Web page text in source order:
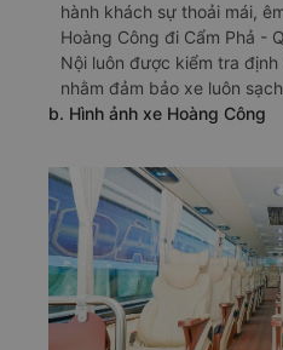
hành khách sự thoải mái,
Hoàng Công đi Cẩm Phả -
Nội luôn được kiểm tra
nhằm đảm bảo xe luôn
b. Hình ảnh xe Hoàng Công